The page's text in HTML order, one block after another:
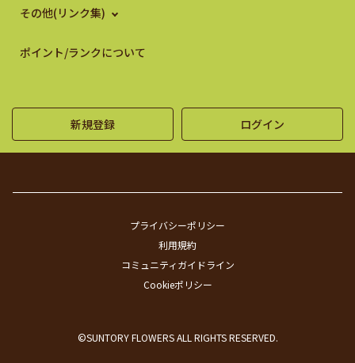
その他(リンク集)
ポイント/ランクについて
新規登録 ログイン
プライバシーポリシー
利用規約
コミュニティガイドライン
Cookieポリシー
©SUNTORY FLOWERS ALL RIGHTS RESERVED.